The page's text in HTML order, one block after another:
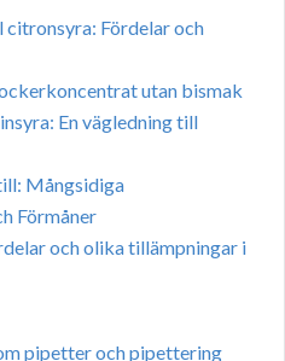
Fördelar och
utan bismak
En vägledning till
Mångsidiga
Förmåner
och olika tillämpningar i
pipetter och pipettering